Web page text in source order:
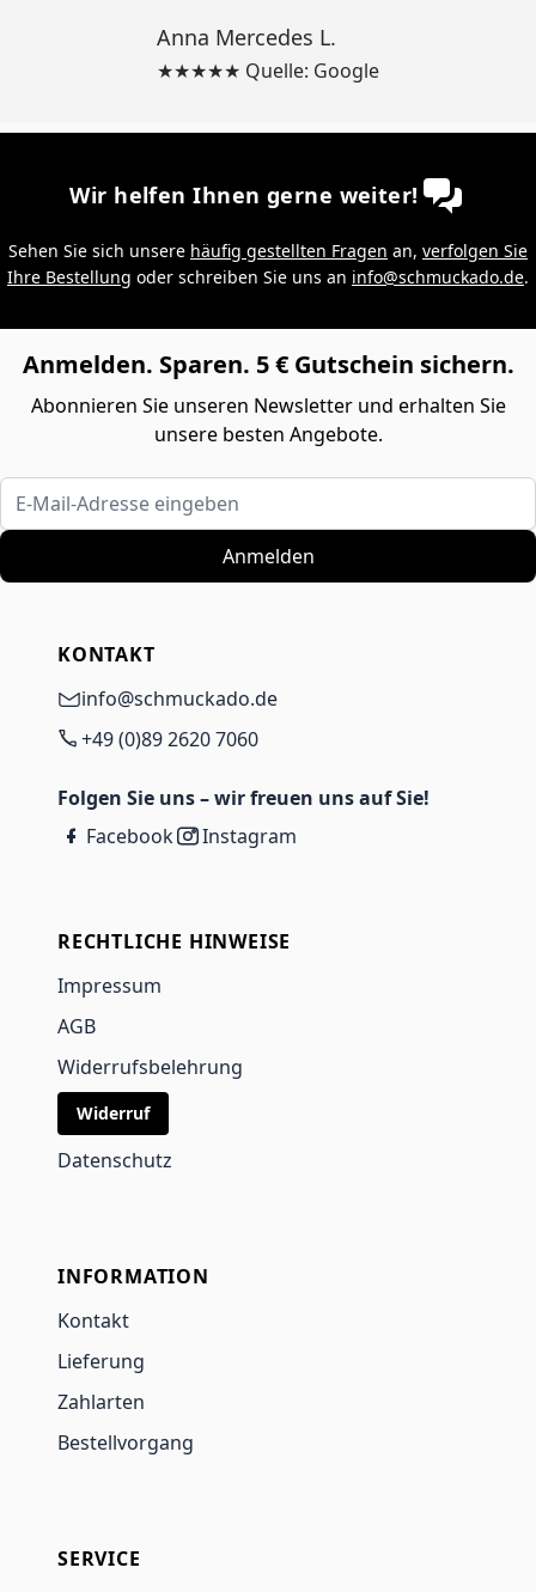
Anna Mercedes L.
★★★★★ Quelle: Google
Wir helfen Ihnen gerne weiter!
Sehen Sie sich unsere häufig gestellten Fragen an, verfolgen Sie
Ihre Bestellung oder schreiben Sie uns an info@schmuckado.de.
Anmelden. Sparen. 5 € Gutschein sichern.
Abonnieren Sie unseren Newsletter und erhalten Sie
unsere besten Angebote.
E-Mail-Adresse eingeben
Anmelden
KONTAKT
info@schmuckado.de
+49 (0)89 2620 7060
Folgen Sie uns – wir freuen uns auf Sie!
Facebook
Instagram
RECHTLICHE HINWEISE
Impressum
AGB
Widerrufsbelehrung
Widerruf
Datenschutz
INFORMATION
Kontakt
Lieferung
Zahlarten
Bestellvorgang
SERVICE